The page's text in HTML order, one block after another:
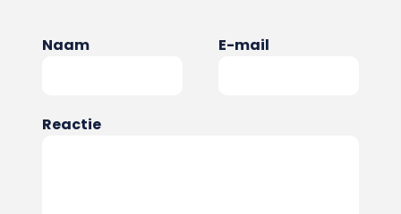
Naam E-mail
Reactie